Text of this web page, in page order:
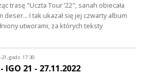
trasę "Uczta Tour ’22", sanah obiecała
deser... I tak ukazał się jej czwarty album
utworami, za których teksty
21, godz. 17:30
IGO 21 - 27.11.2022